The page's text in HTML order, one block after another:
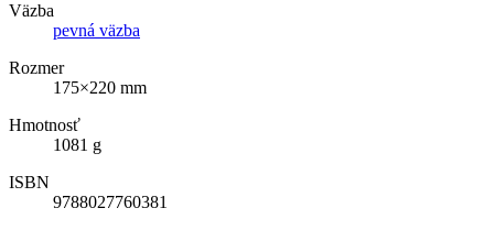
Väzba
pevná väzba
Rozmer
175×220 mm
Hmotnosť
1081 g
ISBN
9788027760381